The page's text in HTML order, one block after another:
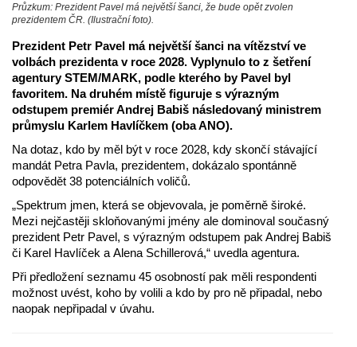
Průzkum: Prezident Pavel má největší šanci, že bude opět zvolen
prezidentem ČR. (Ilustrační foto).
Prezident Petr Pavel má největší šanci na vítězství ve
volbách prezidenta v roce 2028. Vyplynulo to z šetření
agentury STEM/MARK, podle kterého by Pavel byl
favoritem. Na druhém místě figuruje s výrazným
odstupem premiér Andrej Babiš následovaný ministrem
průmyslu Karlem Havlíčkem (oba ANO).
Na dotaz, kdo by měl být v roce 2028, kdy skončí stávající
mandát Petra Pavla, prezidentem, dokázalo spontánně
odpovědět 38 potenciálních voličů.
„Spektrum jmen, která se objevovala, je poměrně široké.
Mezi nejčastěji skloňovanými jmény ale dominoval současný
prezident Petr Pavel, s výrazným odstupem pak Andrej Babiš
či Karel Havlíček a Alena Schillerová,“ uvedla agentura.
Při předložení seznamu 45 osobností pak měli respondenti
možnost uvést, koho by volili a kdo by pro ně připadal, nebo
naopak nepřipadal v úvahu.